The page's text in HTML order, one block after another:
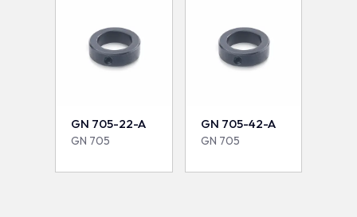
GN 705-22-A
GN 705
GN 705-42-A
GN 705